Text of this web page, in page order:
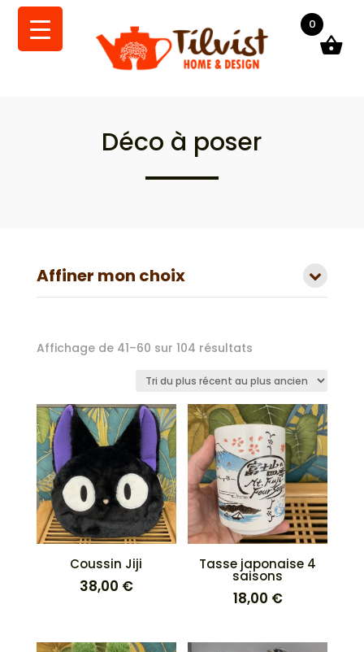
Déco à poser
Affiner mon choix
Affichage de 41–60 sur 104 résultatsTrié
plus
récent
au
plus
ancien
Coussin Jiji
38,00 €
Tasse japonaise 4
saisons
18,00 €
0